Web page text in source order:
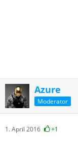
Azure
Moderator
1. April 2016 +1